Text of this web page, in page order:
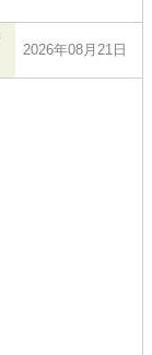
2026年08月21日